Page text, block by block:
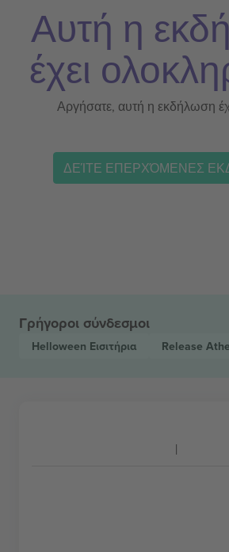
Αυτή η
έχει
Αργήσατε, αυτή η εκδήλωση
ΔΕΊΤΕ ΕΠΕΡΧΌΜΕΝΕΣ
Γρήγοροι σύνδεσμοι
Helloween Εισιτήρια Release